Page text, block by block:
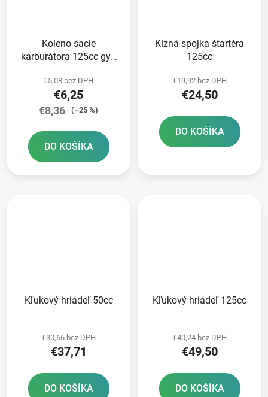
Koleno sacie
karburátora 125cc gy6
€5,08 bez DPH
€6,25
€8,36 (–25 %)
DO KOŠÍKA
Klzná spojka štartéra
125cc
€19,92 bez DPH
€24,50
DO KOŠÍKA
Kľukový hriadeľ 50cc
€30,66 bez DPH
€37,71
DO KOŠÍKA
Kľukový hriadeľ 125cc
€40,24 bez DPH
€49,50
DO KOŠÍKA